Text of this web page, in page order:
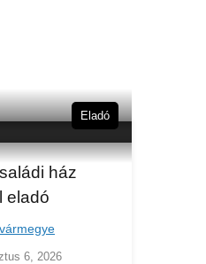
Eladó
ház
eladó
6, 2026